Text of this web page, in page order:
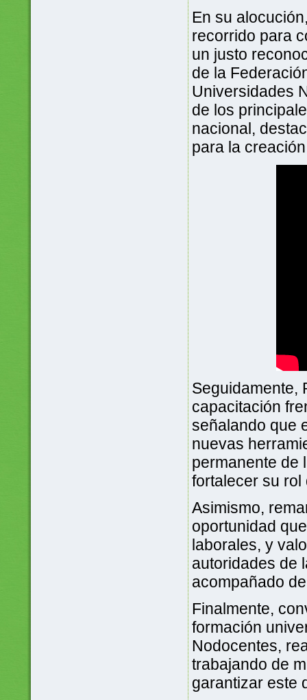
En su
recorrido para
un justo
de la
Universidades
de los
nacional,
para la
Seguidamente,
capacitación
señalando que
nuevas
permanente de
fortalecer su rol
Asimismo,
oportunidad
laborales, y
autoridades de
acompañado
Finalmente,
formación
Nodocentes,
trabajando de
garantizar este